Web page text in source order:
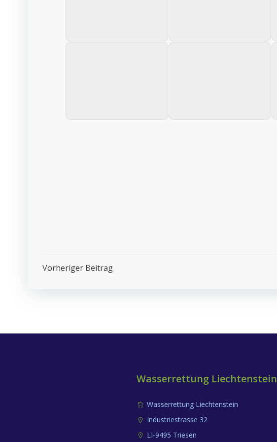
Post
Vorheriger Beitrag
Wasserrettung Liechtenstein
Wasserrettung Liechtenstein
Industriestrasse 32
LI-9495 Triesen